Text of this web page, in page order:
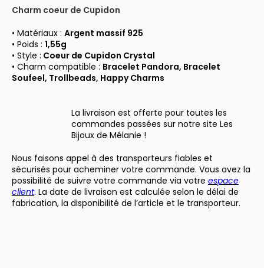
Charm coeur de Cupidon
• Matériaux : Argent massif 925
• Poids : 1,55g
• Style : Coeur de Cupidon Crystal
• Charm compatible : Bracelet Pandora, Bracelet
Soufeel, Trollbeads, Happy Charms
La livraison est offerte pour toutes les
commandes passées sur notre site Les
Bijoux de Mélanie !
Nous faisons appel à des transporteurs fiables et
sécurisés pour acheminer votre commande. Vous avez la
possibilité de suivre votre commande via votre espace
client. La date de livraison est calculée selon le délai de
fabrication, la disponibilité de l’article et le transporteur.